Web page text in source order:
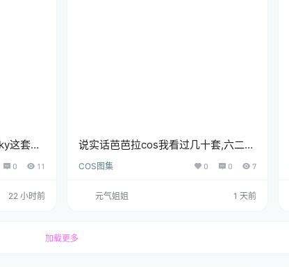
这套塞
0 11
22 小时前
说实话芭芭拉cos我看过几十套,六二二
同学这套是真拍懂角色了
COS图集 0 0 7
元气姐姐 1 天前
加载更多